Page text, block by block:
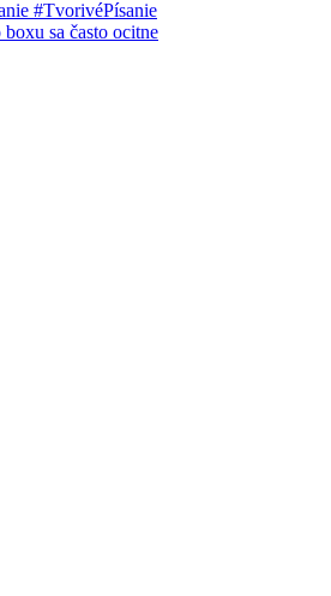
sa často ocitne